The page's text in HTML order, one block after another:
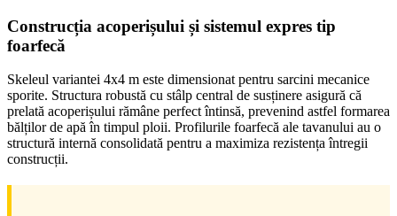
Construcția acoperișului și sistemul expres tip
foarfecă
Skeleul variantei 4x4 m este dimensionat pentru sarcini mecanice
sporite. Structura robustă cu stâlp central de susținere asigură că
prelată acoperișului rămâne perfect întinsă, prevenind astfel formarea
bălților de apă în timpul ploii. Profilurile foarfecă ale tavanului au o
structură internă consolidată pentru a maximiza rezistența întregii
construcții.